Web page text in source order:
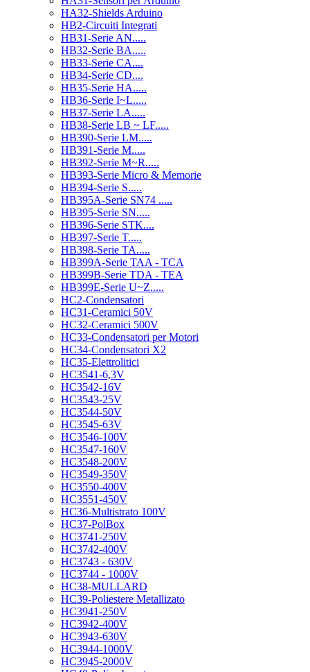
HA32-Shields Arduino
HB2-Circuiti Integrati
HB31-Serie AN.....
HB32-Serie BA.....
HB33-Serie CA....
HB34-Serie CD....
HB35-Serie HA.....
HB36-Serie I~L.....
HB37-Serie LA.....
HB38-Serie LB ~ LF.....
HB390-Serie LM.....
HB391-Serie M.....
HB392-Serie M~R.....
HB393-Serie Micro & Memorie
HB394-Serie S.....
HB395A-Serie SN74 .....
HB395-Serie SN.....
HB396-Serie STK....
HB397-Serie T.....
HB398-Serie TA.....
HB399A-Serie TAA - TCA
HB399B-Serie TDA - TEA
HB399E-Serie U~Z.....
HC2-Condensatori
HC31-Ceramici 50V
HC32-Ceramici 500V
HC33-Condensatori per Motori
HC34-Condensatori X2
HC35-Elettrolitici
HC3541-6,3V
HC3542-16V
HC3543-25V
HC3544-50V
HC3545-63V
HC3546-100V
HC3547-160V
HC3548-200V
HC3549-350V
HC3550-400V
HC3551-450V
HC36-Multistrato 100V
HC37-PolBox
HC3741-250V
HC3742-400V
HC3743 - 630V
HC3744 - 1000V
HC38-MULLARD
HC39-Poliestere Metallizato
HC3941-250V
HC3942-400V
HC3943-630V
HC3944-1000V
HC3945-2000V